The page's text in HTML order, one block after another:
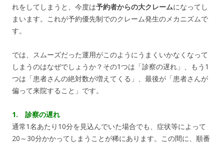
れをしてしまうと、今度は予約者からの大クレームになってし
まいます。これが予約優先制でのクレーム発生のメカニズムで
す。
では、スムーズだった運用がこのようにうまくいかなくなって
しまうのはなぜでしょうか？その1つは「診察の遅れ」、もう1
つは「患者さんの絶対数が増えてくる」、最後が「患者さんが
偏って来院すること」です。
1. 診察の遅れ
通常1名あたり10分を見込んでいた場合でも、症状等によって
20～30分かかってしまうことが稀にあります。この間に、順番